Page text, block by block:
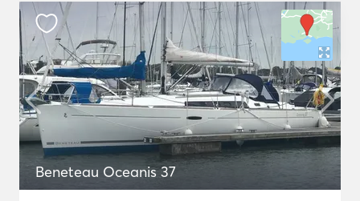
Beneteau Oceanis 37